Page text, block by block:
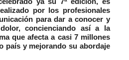
ya su 7ª edición, es
por los profesionales
para dar a conocer y
concienciando así a la
que afecta a casi 7 millones
país y mejorando su abordaje